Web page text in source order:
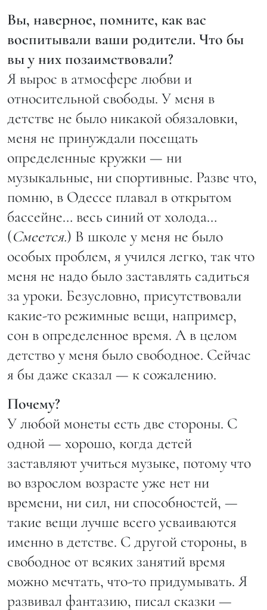
Вы, наверное, помните, как вас
воспитывали ваши родители. Что бы
вы у них позаимствовали?
Я вырос в атмосфере любви и
относительной свободы. У меня в
детстве не было никакой обязаловки,
меня не принуждали посещать
определенные кружки — ни
музыкальные, ни спортивные. Разве что,
помню, в Одессе плавал в открытом
бассейне… весь синий от холода…
(Смеется.) В школе у меня не было
особых проблем, я учился легко, так что
меня не надо было заставлять садиться
за уроки. Безусловно, присутствовали
какие-то режимные вещи, например,
сон в определенное время. А в целом
детство у меня было свободное. Сейчас
я бы даже сказал — к сожалению.
Почему?
У любой монеты есть две стороны. С
одной — хорошо, когда детей
заставляют учиться музыке, потому что
во взрослом возрасте уже нет ни
времени, ни сил, ни способностей, —
такие вещи лучше всего усваиваются
именно в детстве. С другой стороны, в
свободное от всяких занятий время
можно мечтать, что-то придумывать. Я
развивал фантазию, писал сказки —